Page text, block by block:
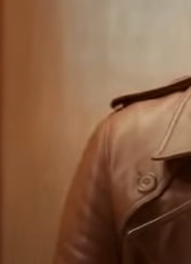
випуску